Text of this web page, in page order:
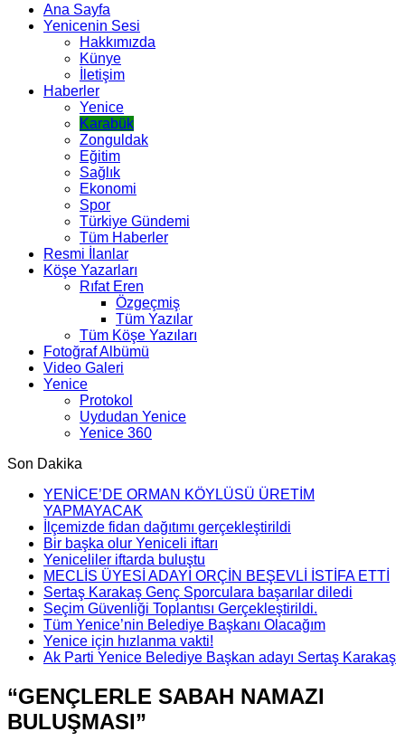
Ana Sayfa
Yenicenin Sesi
Hakkımızda
Künye
İletişim
Haberler
Yenice
Karabük
Zonguldak
Eğitim
Sağlık
Ekonomi
Spor
Türkiye Gündemi
Tüm Haberler
Resmi İlanlar
Köşe Yazarları
Rıfat Eren
Özgeçmiş
Tüm Yazılar
Tüm Köşe Yazıları
Fotoğraf Albümü
Video Galeri
Yenice
Protokol
Uydudan Yenice
Yenice 360
Son Dakika
YENİCE’DE ORMAN KÖYLÜSÜ ÜRETİM
YAPMAYACAK
İlçemizde fidan dağıtımı gerçekleştirildi
Bir başka olur Yeniceli iftarı
Yeniceliler iftarda buluştu
MECLİS ÜYESİ ADAYI ORÇİN BEŞEVLİ İSTİFA ETTİ
Sertaş Karakaş Genç Sporculara başarılar diledi
Seçim Güvenliği Toplantısı Gerçekleştirildi.
Tüm Yenice’nin Belediye Başkanı Olacağım
Yenice için hızlanma vakti!
Ak Parti Yenice Belediye Başkan adayı Sertaş Karakaş
“GENÇLERLE SABAH NAMAZI
BULUŞMASI”